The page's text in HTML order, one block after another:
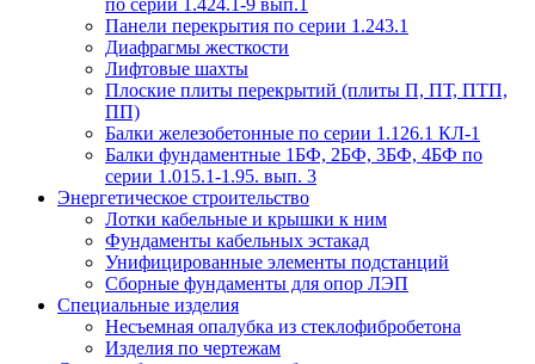
по серии 1.424.1-9 вып.1
Панели перекрытия по серии 1.243.1
Диафрагмы жесткости
Лифтовые шахты
Плоские плиты перекрытий (плиты П, ПТ, ПТП,
ПП)
Балки железобетонные по серии 1.126.1 КЛ-1
Балки фундаментные 1БФ, 2БФ, 3БФ, 4БФ по
серии 1.015.1-1.95. вып. 3
Энергетическое строительство
Лотки кабельные и крышки к ним
Фундаменты кабельных эстакад
Унифицированные элементы подстанций
Сборные фундаменты для опор ЛЭП
Специальные изделия
Несъемная опалубка из стеклофибробетона
Изделия по чертежам